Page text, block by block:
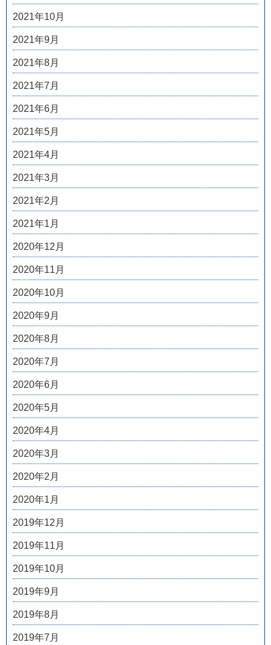
2021年10月
2021年9月
2021年8月
2021年7月
2021年6月
2021年5月
2021年4月
2021年3月
2021年2月
2021年1月
2020年12月
2020年11月
2020年10月
2020年9月
2020年8月
2020年7月
2020年6月
2020年5月
2020年4月
2020年3月
2020年2月
2020年1月
2019年12月
2019年11月
2019年10月
2019年9月
2019年8月
2019年7月